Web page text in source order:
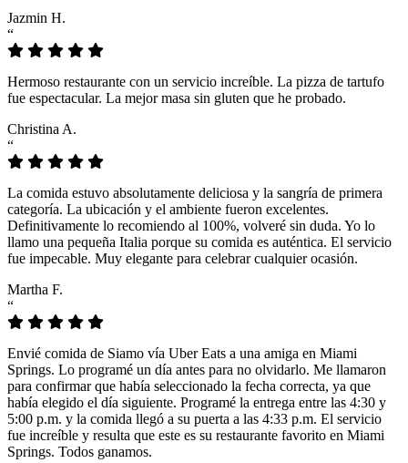
Jazmin H.
“
Hermoso restaurante con un servicio increíble. La pizza de tartufo
fue espectacular. La mejor masa sin gluten que he probado.
Christina A.
“
La comida estuvo absolutamente deliciosa y la sangría de primera
categoría. La ubicación y el ambiente fueron excelentes.
Definitivamente lo recomiendo al 100%, volveré sin duda. Yo lo
llamo una pequeña Italia porque su comida es auténtica. El servicio
fue impecable. Muy elegante para celebrar cualquier ocasión.
Martha F.
“
Envié comida de Siamo vía Uber Eats a una amiga en Miami
Springs. Lo programé un día antes para no olvidarlo. Me llamaron
para confirmar que había seleccionado la fecha correcta, ya que
había elegido el día siguiente. Programé la entrega entre las 4:30 y
5:00 p.m. y la comida llegó a su puerta a las 4:33 p.m. El servicio
fue increíble y resulta que este es su restaurante favorito en Miami
Springs. Todos ganamos.